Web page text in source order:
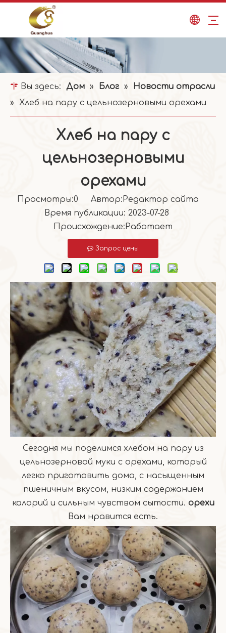
Вы здесь: Дом » Блог »
Новости отрасли
»
Хлеб на пару с цельнозерновыми орехами
Хлеб на пару с
цельнозерновыми
орехами
Просмотры:0 Автор:Pедактор сайта
Время публикации: 2023-07-28
Происхождение:Работает
Запрос цены
Сегодня мы поделимся хлебом на пару из
цельнозерновой муки с орехами, который
легко приготовить дома, с насыщенным
пшеничным вкусом, низким содержанием
калорий и сильным чувством сытости. орехи
Вам нравится есть.